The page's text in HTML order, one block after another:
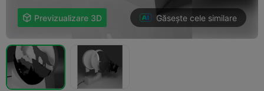
 Previzualizare 3D Găsește cele similare